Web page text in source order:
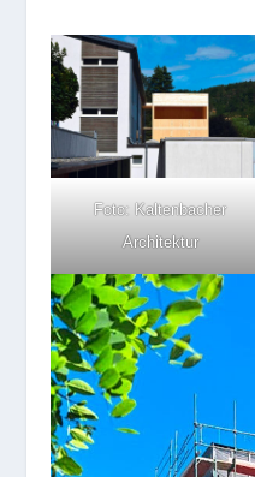
Foto: Kaltenbacher
Architektur